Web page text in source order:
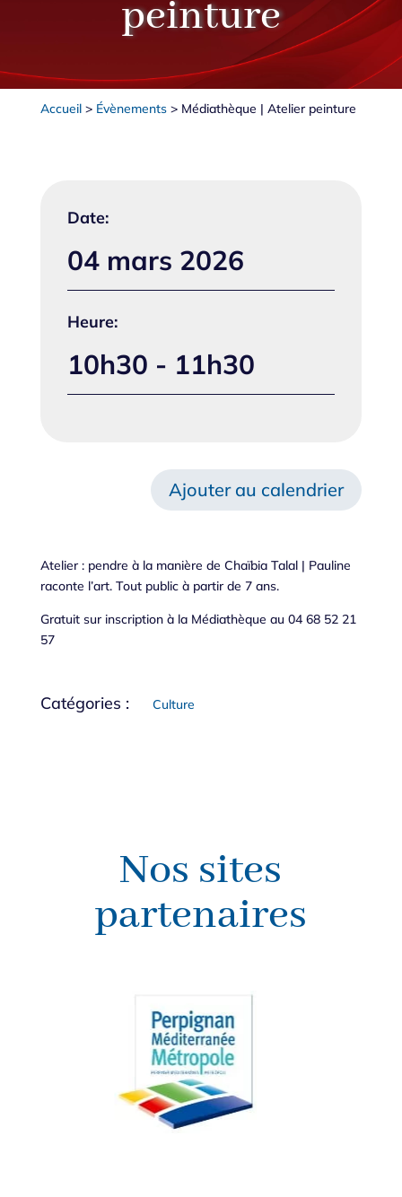
peinture
Accueil> Évènements> Médiathèque | Atelier peinture
Date:
04 mars 2026
Heure:
10h30 - 11h30
Ajouter au calendrier
Atelier : pendre à la manière de Chaïbia Talal | Pauline
raconte l’art. Tout public à partir de 7 ans.
Gratuit sur inscription à la Médiathèque au 04 68 52 21
57
Catégories : Culture
Nos sites
partenaires